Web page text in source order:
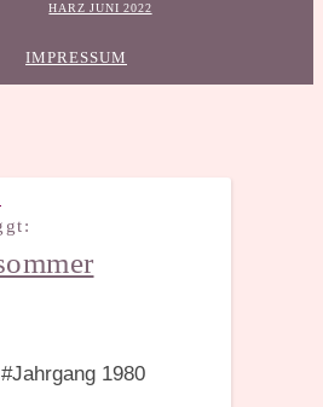
HARZ JUNI 2022
IMPRESSUM
1980